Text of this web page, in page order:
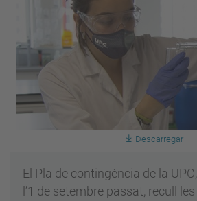
Descarregar
El Pla de contingència de la
l’1 de setembre passat, recull